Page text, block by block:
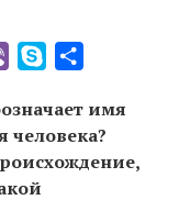
Viber Skype
имя
человека?